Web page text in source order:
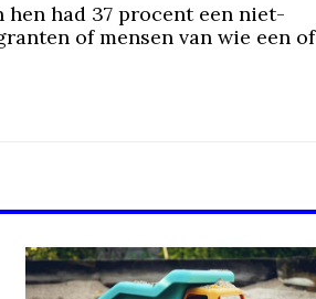
hen had 37 procent een niet-
of mensen van wie een of